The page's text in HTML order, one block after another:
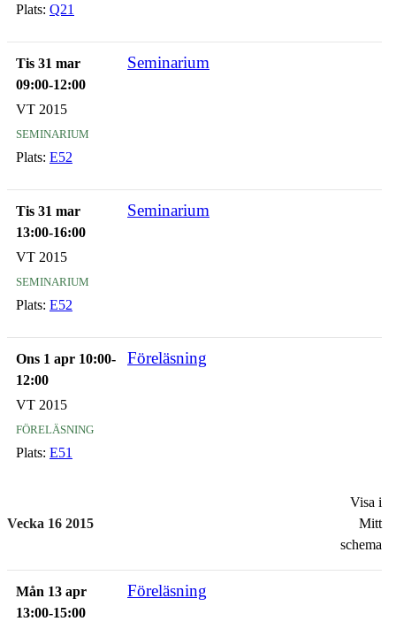
Plats: Q21
Tis 31 mar
09:00-12:00
Seminarium
VT 2015
seminarium
Plats: E52
Tis 31 mar
13:00-16:00
Seminarium
VT 2015
seminarium
Plats: E52
Ons 1 apr 10:00-
12:00
Föreläsning
VT 2015
föreläsning
Plats: E51
Vecka 16 2015
Visa i
Mitt
schema
Mån 13 apr
13:00-15:00
Föreläsning